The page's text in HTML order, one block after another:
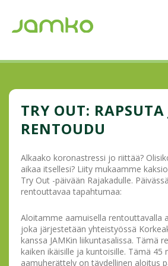
TRY OUT: RAPSUTA
RENTOUDU
Alkaako koronastressi jo riittää?
aikaa itsellesi? Liity mukaamme
Try Out -päivään Rajakadulle.
rentouttavaa tapahtumaa:
Aloitamme aamuisella rentouttavalla
joka järjestetään yhteistyössä
kanssa JAMKin liikuntasalissa. Tämä
kaiken ikäisille ja kuntoisille. Tämä 45
aamuherättely on täydellinen aloitus